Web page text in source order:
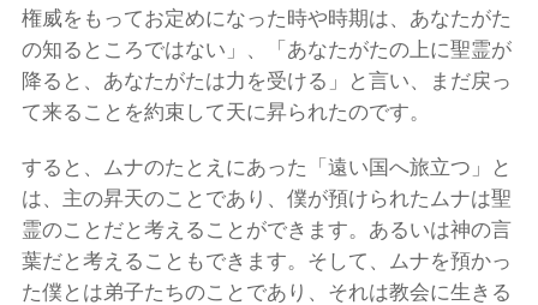
権威をもってお定めになった時や時期は、あなたがた
の知るところではない」、「あなたがたの上に聖霊が
降ると、あなたがたは力を受ける」と言い、まだ戻っ
て来ることを約束して天に昇られたのです。
すると、ムナのたとえにあった「遠い国へ旅立つ」と
は、主の昇天のことであり、僕が預けられたムナは聖
霊のことだと考えることができます。あるいは神の言
葉だと考えることもできます。そして、ムナを預かっ
た僕とは弟子たちのことであり、それは教会に生きる